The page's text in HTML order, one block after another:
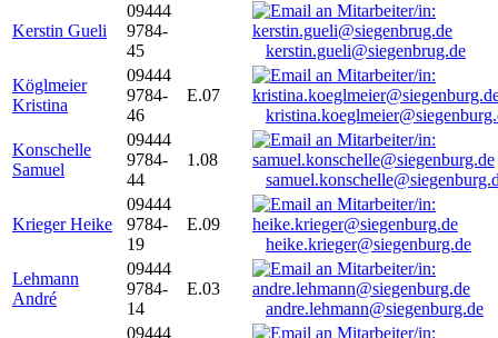
Kerstin Gueli
09444
9784-
45
kerstin.gueli@siegenbrug.de
Köglmeier
Kristina
09444
9784-
46
E.07
Konschelle
Samuel
09444
9784-
44
1.08
Krieger Heike
09444
9784-
19
E.09
heike.krieger@siegenburg.de
Lehmann
André
09444
9784-
14
E.03
andre.lehmann@siegenburg.de
09444